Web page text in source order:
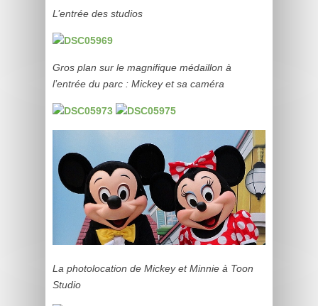
L’entrée des studios
Gros plan sur le magnifique médaillon à
l’entrée du parc : Mickey et sa caméra
La photolocation de Mickey et Minnie à Toon
Studio